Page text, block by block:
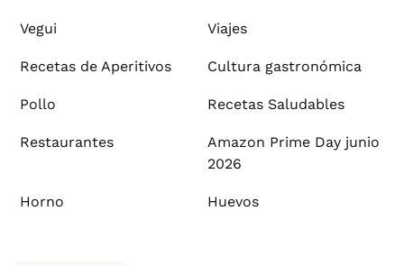
Vegui Viajes
Recetas de Aperitivos Cultura gastronómica
Pollo Recetas Saludables
Restaurantes
Amazon Prime Day junio
2026
Horno Huevos